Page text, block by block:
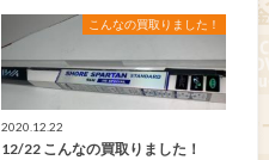
こんなの買取りました！
2020.12.22
12/22 こんなの買取りました！